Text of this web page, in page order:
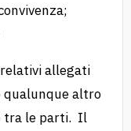
allegati
qualunque altro
tra le parti. Il